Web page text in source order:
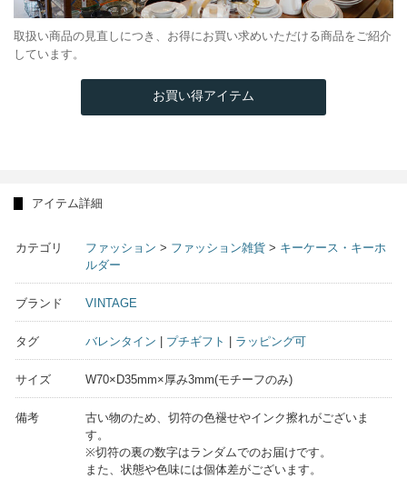
取扱い商品の見直しにつき、お得にお買い求めいただける商品をご紹介
しています。
お買い得アイテム
アイテム詳細
カテゴリ ファッション > ファッション雑貨 > キーケース・キーホ
ルダー
ブランド VINTAGE
タグ バレンタイン プチギフト ラッピング可
サイズ W70×D35mm×厚み3mm(モチーフのみ)
備考
古い物のため、切符の色褪せやインク擦れがございま
す。
※切符の裏の数字はランダムでのお届けです。
また、状態や色味には個体差がございます。